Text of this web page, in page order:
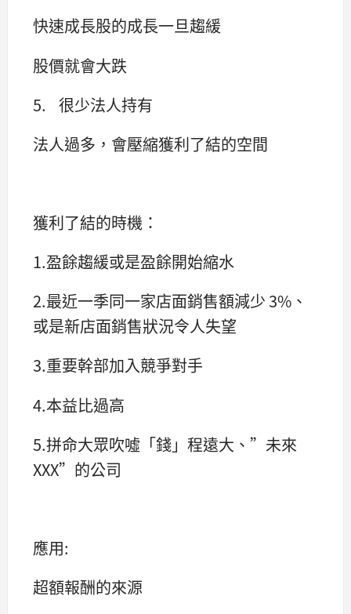
快速成長股的成長一旦趨緩
股價就會大跌
5. 很少法人持有
法人過多，會壓縮獲利了結的空間
獲利了結的時機：
1.盈餘趨緩或是盈餘開始縮水
2.最近一季同一家店面銷售額減少 3%、
或是新店面銷售狀況令人失望
3.重要幹部加入競爭對手
4.本益比過高
5.拼命大眾吹噓「錢」程遠大、”未來
XXX”的公司
應用:
超額報酬的來源